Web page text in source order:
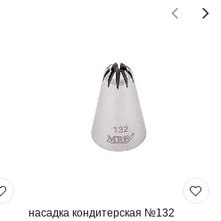
насадка кондитерская №132